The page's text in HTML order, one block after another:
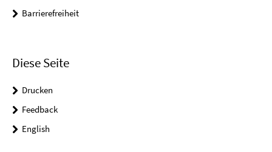
Barrierefreiheit
Diese Seite
Drucken
Feedback
English